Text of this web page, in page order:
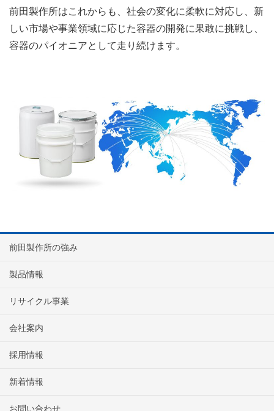
前田製作所はこれからも、社会の変化に柔軟に対応し、新
しい市場や事業領域に応じた容器の開発に果敢に挑戦し、
容器のパイオニアとして走り続けます。
前田製作所の強み
製品情報
リサイクル事業
会社案内
採用情報
新着情報
お問い合わせ